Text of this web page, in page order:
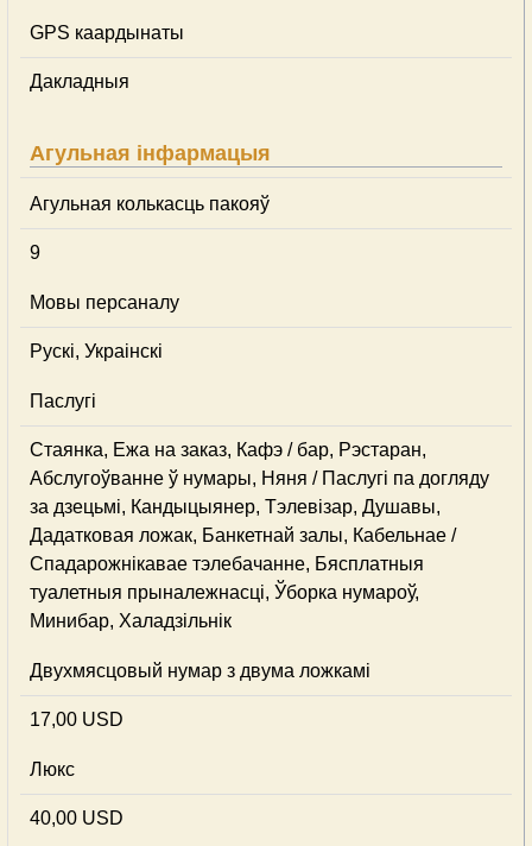
GPS каардынаты
Дакладныя
Агульная інфармацыя
Агульная колькасць пакояў
9
Мовы персаналу
Рускі, Украінскі
Паслугі
Стаянка, Ежа на заказ, Кафэ / бар, Рэстаран,
Абслугоўванне ў нумары, Няня / Паслугі па догляду
за дзецьмі, Кандыцыянер, Тэлевізар, Душавы,
Дадатковая ложак, Банкетнай залы, Кабельнае /
Спадарожнiкавае тэлебачанне, Бясплатныя
туалетныя прыналежнасці, Ўборка нумароў,
Минибар, Халадзільнік
Двухмясцовый нумар з двума ложкамі
17,00 USD
Люкс
40,00 USD